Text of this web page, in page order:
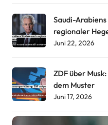
Saudi-
regionaler
Juni 22, 2026
ZDF über
dem Muster
Juni 17, 2026